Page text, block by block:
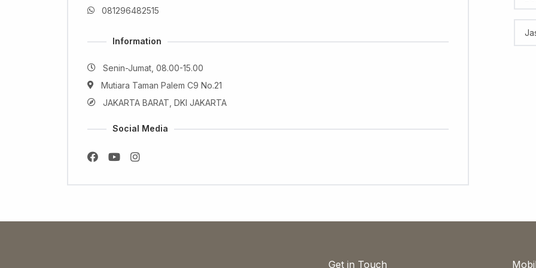
081296482515
Information
Senin-Jumat, 08.00-15.00
Mutiara Taman Palem C9 No.21
JAKARTA BARAT, DKI JAKARTA
Social Media
Get in Touch